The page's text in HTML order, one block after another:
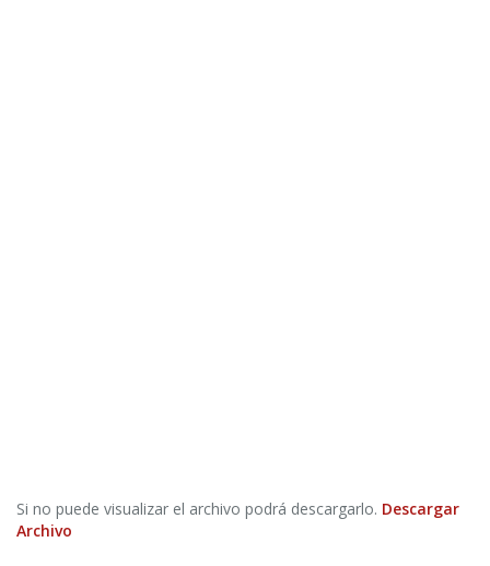
Si no puede visualizar el archivo podrá descargarlo. Descargar
Archivo